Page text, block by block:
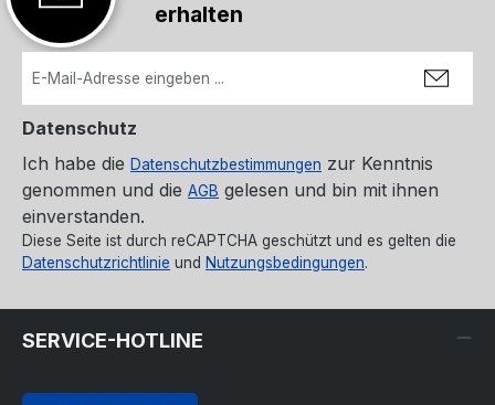
erhalten
Datenschutz
Ich habe die Datenschutzbestimmungen zur Kenntnis
genommen und die AGB gelesen und bin mit ihnen
einverstanden.
Diese Seite ist durch reCAPTCHA geschützt und es gelten die
Datenschutzrichtlinie und Nutzungsbedingungen.
SERVICE-HOTLINE